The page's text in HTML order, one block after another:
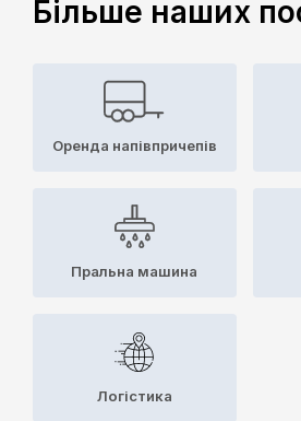
Більше наших
Оренда напівпричепів
Пральна машина
Логістика